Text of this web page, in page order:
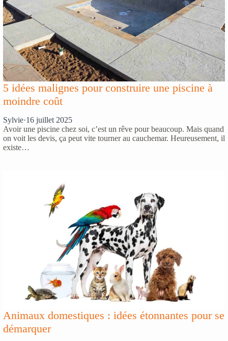
5 idées malignes pour construire une piscine à
moindre coût
Sylvie·16 juillet 2025
Avoir une piscine chez soi, c’est un rêve pour beaucoup. Mais quand
on voit les devis, ça peut vite tourner au cauchemar. Heureusement, il
existe…
Animaux domestiques : idées étonnantes pour se
démarquer